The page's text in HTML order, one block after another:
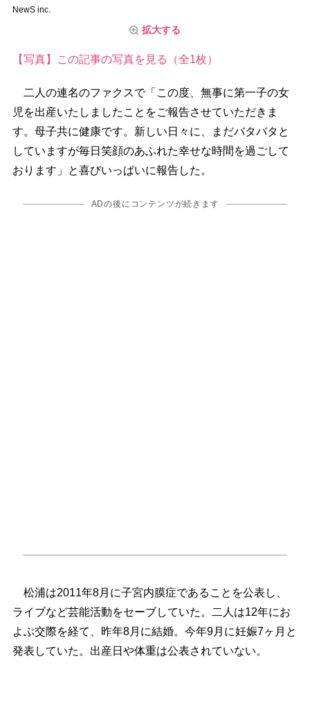
NewS inc.
拡大する
【写真】この記事の写真を見る（全1枚）
二人の連名のファクスで「この度、無事に第一子の女
児を出産いたしましたことをご報告させていただきま
す。母子共に健康です。新しい日々に、まだバタバタと
していますが毎日笑顔のあふれた幸せな時間を過ごして
おります」と喜びいっぱいに報告した。
ADの後にコンテンツが続きます
松浦は2011年8月に子宮内膜症であることを公表し、
ライブなど芸能活動をセーブしていた。二人は12年にお
よぶ交際を経て、昨年8月に結婚。今年9月に妊娠7ヶ月と
発表していた。出産日や体重は公表されていない。